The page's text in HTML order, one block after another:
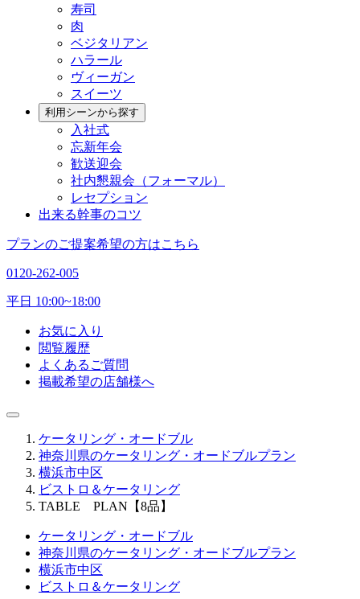
寿司
肉
ベジタリアン
ハラール
ヴィーガン
スイーツ
利用シーンから探す
入社式
忘新年会
歓送迎会
社内懇親会（フォーマル）
レセプション
出来る幹事のコツ
プランのご提案希望の方はこちら
0120-262-005
平日 10:00~18:00
お気に入り
閲覧履歴
よくあるご質問
掲載希望の店舗様へ
ケータリング・オードブル
神奈川県のケータリング・オードブルプラン
横浜市中区
ビストロ＆ケータリング
TABLE PLAN【8品】
ケータリング・オードブル
神奈川県のケータリング・オードブルプラン
横浜市中区
ビストロ＆ケータリング